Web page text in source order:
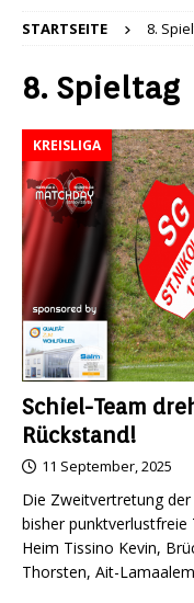
STARTSEITE 8.
8. Spieltag
KREISLIGA
Schiel-Team
Rückstand!
11 September, 2025
Die Zweitvertretung
bisher punktverlustfreie
Heim Tissino Kevin,
Thorsten, Ait-Lamaalem